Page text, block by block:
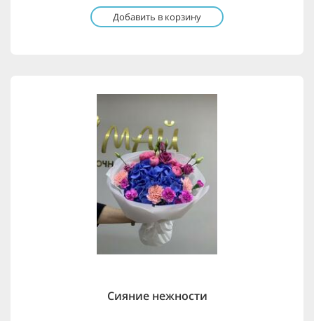
Добавить в корзину
Сияние нежности